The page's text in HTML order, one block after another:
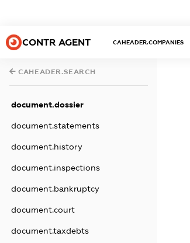
CONTR AGENT CAHEADER.COMPANIES
CAHEADER.SEARCH
document.dossier
document.statements
document.history
document.inspections
document.bankruptcy
document.court
document.taxdebts